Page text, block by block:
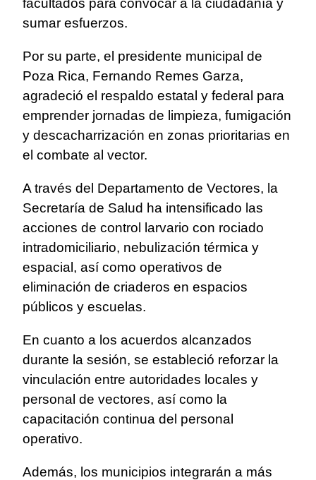
facultados para convocar a la ciudadanía y
sumar esfuerzos.
Por su parte, el presidente municipal de
Poza Rica, Fernando Remes Garza,
agradeció el respaldo estatal y federal para
emprender jornadas de limpieza, fumigación
y descacharrización en zonas prioritarias en
el combate al vector.
A través del Departamento de Vectores, la
Secretaría de Salud ha intensificado las
acciones de control larvario con rociado
intradomiciliario, nebulización térmica y
espacial, así como operativos de
eliminación de criaderos en espacios
públicos y escuelas.
En cuanto a los acuerdos alcanzados
durante la sesión, se estableció reforzar la
vinculación entre autoridades locales y
personal de vectores, así como la
capacitación continua del personal
operativo.
Además, los municipios integrarán a más